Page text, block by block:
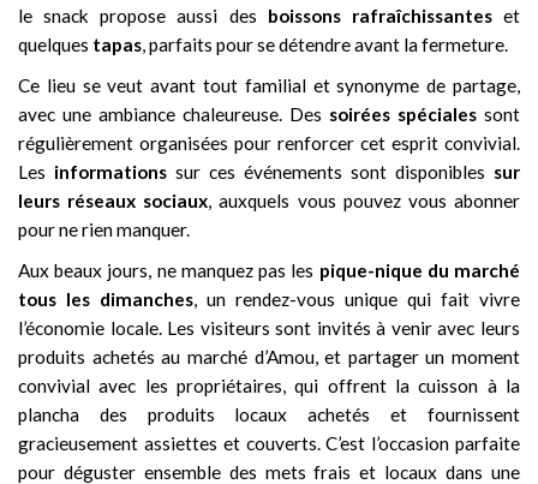
le snack propose aussi des boissons rafraîchissanteset
quelques tapas, parfaits pour se détendre avant la fermeture.
Ce lieu se veut avant tout familial et synonyme de partage,
avec une ambiance chaleureuse. Des soirées spéciales sont
régulièrement organisées pour renforcer cet esprit convivial.
Les informations sur ces événements sont disponibles sur
leurs réseaux sociaux, auxquels vous pouvez vous abonner
pour ne rien manquer.
Aux beaux jours, ne manquez pas les pique-nique du marché
tous les dimanches, un rendez-vous unique qui fait vivre
l’économie locale. Les visiteurs sont invités à venir avec leurs
produits achetés au marché d’Amou, et partager un moment
convivial avec les propriétaires, qui offrent la cuisson à la
plancha des produits locaux achetés et fournissent
gracieusement assiettes et couverts. C’est l’occasion parfaite
pour déguster ensemble des mets frais et locaux dans une